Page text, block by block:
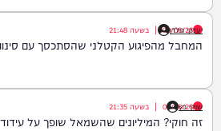
יענקי גולדן
09/08/26
| בשעה 21:48
המחבל מהפיגוע הקטלני שהסתכסך עם
שוקי כץ
09/08/26
| בשעה 21:35
זה חוקי? המיליונים שהשמאל שופך על